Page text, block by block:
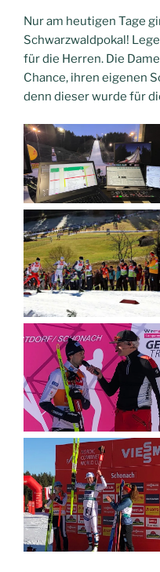
Nur am heutigen Tage
Schwarzwaldpokal!
für die Herren. Die
Chance, ihren eigenen
denn dieser wurde für